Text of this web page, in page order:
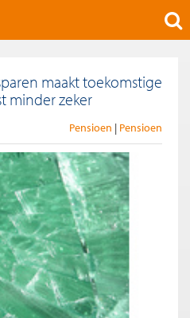
maakt toekomstige
minder zeker
Pensioen Pensioen